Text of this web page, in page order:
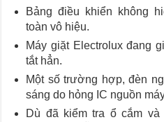
Bảng điều khiển không
toàn vô hiệu.
Máy giặt Electrolux đang
tắt hẳn.
Một số trường hợp, đèn
sáng do hỏng IC nguồn
Dù đã kiểm tra ổ cắm